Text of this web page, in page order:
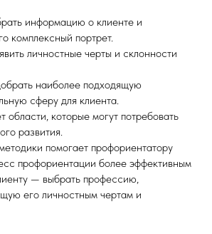
информацию о клиенте и
комплексный портрет.
личностные черты и склонности
наиболее подходящую
сферу для клиента.
области, которые могут потребовать
развития.
помогает профориентатору
профориентации более эффективным
— выбрать профессию,
его личностным чертам и